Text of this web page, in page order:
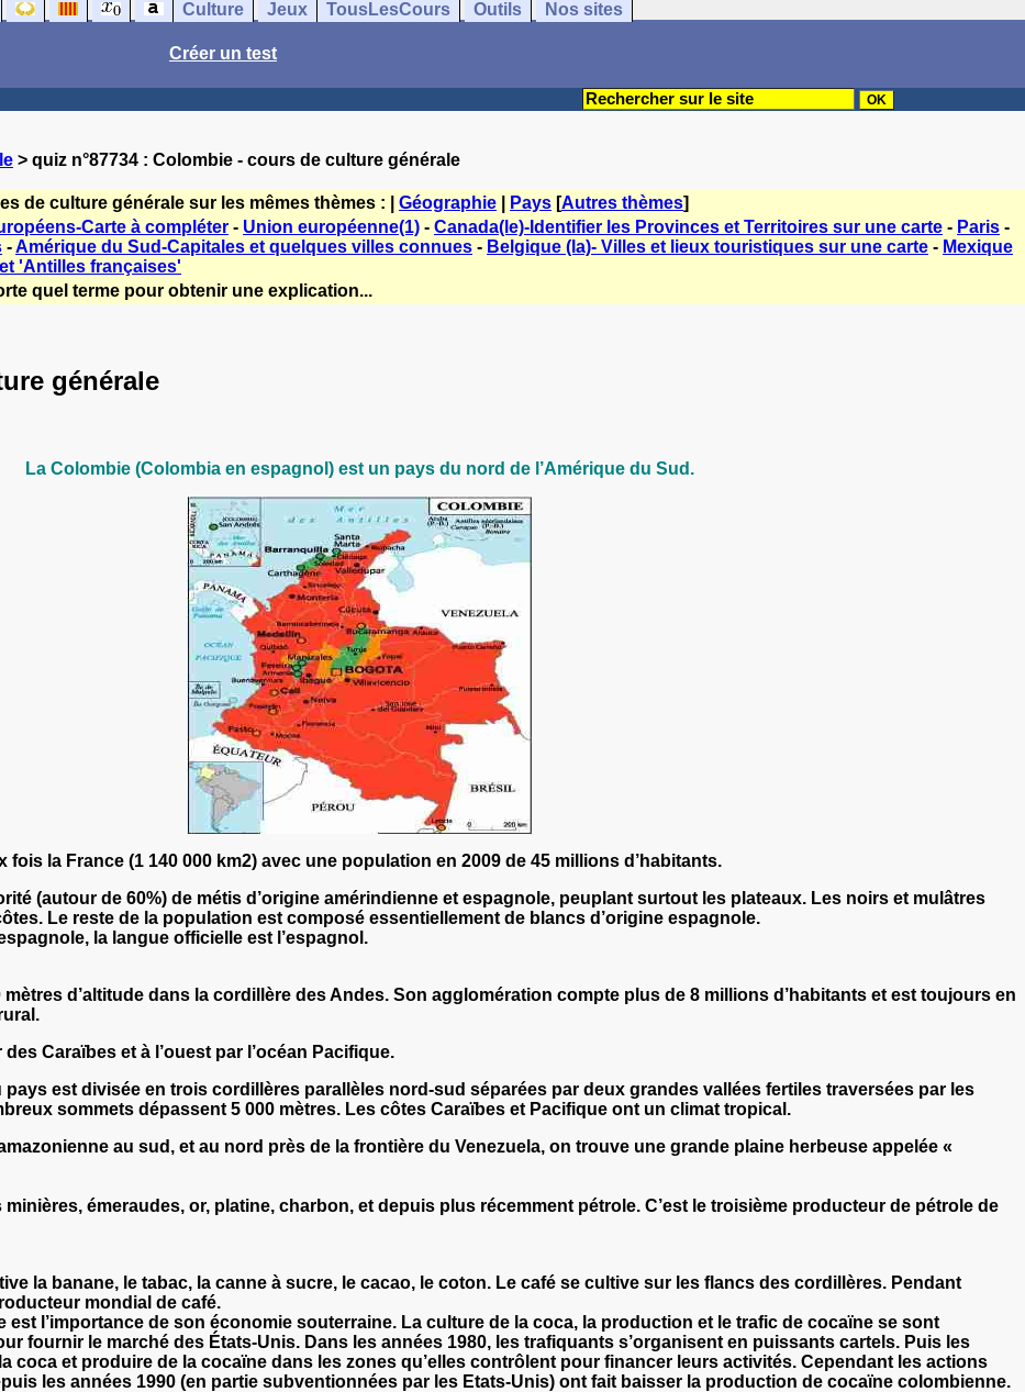
Culture Jeux TousLesCours Outils Nos sites
Créer un test
> quiz n°87734 : Colombie - cours de culture générale
de culture générale sur les mêmes thèmes : | Géographie Pays [Autres thèmes]
Carte à compléter - Union européenne(1) - Canada(le)-Identifier les Provinces et Territoires sur une carte - Paris -
-Amérique du Sud-Capitales et quelques villes connues - Belgique (la)- Villes et lieux touristiques sur une carte - Mexique
'Antilles françaises'
quel terme pour obtenir une explication...
générale
La Colombie (Colombia en espagnol) est un pays du nord de l’Amérique du Sud.
fois la France (1 140 000 km2) avec une population en 2009 de 45 millions d’habitants.
(autour de 60%) de métis d’origine amérindienne et espagnole, peuplant surtout les plateaux. Les noirs et mulâtres
Le reste de la population est composé essentiellement de blancs d’origine espagnole.
la langue officielle est l’espagnol.
mètres d’altitude dans la cordillère des Andes. Son agglomération compte plus de 8 millions d’habitants et est toujours en
Caraïbes et à l’ouest par l’océan Pacifique.
est divisée en trois cordillères parallèles nord-sud séparées par deux grandes vallées fertiles traversées par les
sommets dépassent 5 000 mètres. Les côtes Caraïbes et Pacifique ont un climat tropical.
au sud, et au nord près de la frontière du Venezuela, on trouve une grande plaine herbeuse appelée «
émeraudes, or, platine, charbon, et depuis plus récemment pétrole. C’est le troisième producteur de pétrole de
la banane, le tabac, la canne à sucre, le cacao, le coton. Le café se cultive sur les flancs des cordillères. Pendant
mondial de café.
est l’importance de son économie souterraine. La culture de la coca, la production et le trafic de cocaïne se sont
fournir le marché des États-Unis. Dans les années 1980, les trafiquants s’organisent en puissants cartels. Puis les
coca et produire de la cocaïne dans les zones qu’elles contrôlent pour financer leurs activités. Cependant les actions
les années 1990 (en partie subventionnées par les Etats-Unis) ont fait baisser la production de cocaïne colombienne.